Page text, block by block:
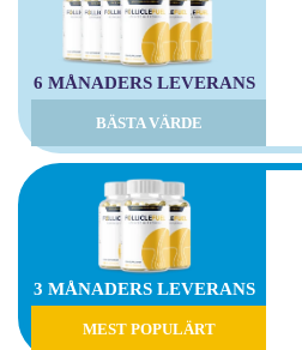
6 MÅNADERS LEVERANS
BÄSTA VÄRDE
3 MÅNADERS LEVERANS
MEST POPULÄRT